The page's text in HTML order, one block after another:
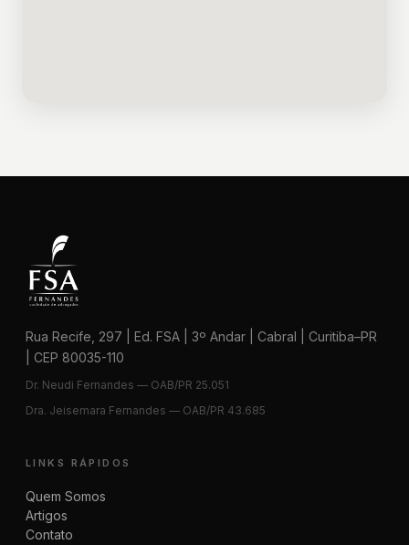
Rua Recife, 297 | Ed. FSA | 3º Andar | Cabral | Curitiba–PR
| CEP 80035-110
Dr. Neudi Fernandes — OAB/PR 25.051
Dra. Jeisemara Fernandes — OAB/PR 43.685
LINKS RÁPIDOS
Quem Somos
Artigos
Contato